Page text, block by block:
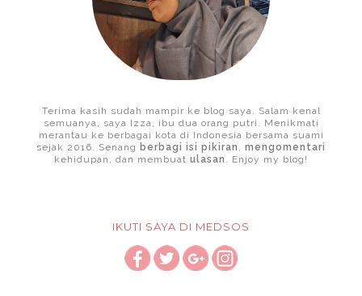
Terima kasih sudah mampir ke blog saya. Salam kenal
semuanya, saya Izza, ibu dua orang putri. Menikmati
merantau ke berbagai kota di Indonesia bersama suami
sejak 2016. Senang berbagi isi pikiran
mengomentari
kehidupan, dan membuat ulasan . Enjoy my blog!
IKUTI SAYA DI MEDSOS